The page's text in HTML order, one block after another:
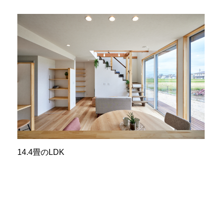
14.4畳のLDK